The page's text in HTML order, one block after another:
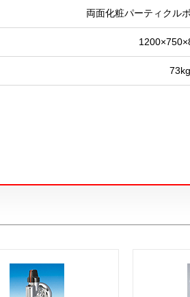
両面化粧パーティク
73kg